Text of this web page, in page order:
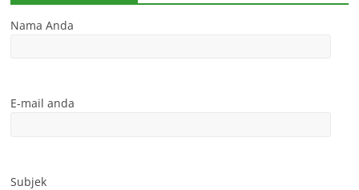
Nama Anda
E-mail anda
Subjek